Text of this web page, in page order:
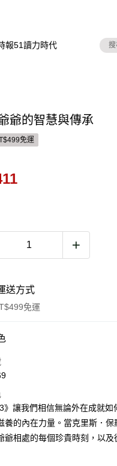
報51讀力時代
爺的智慧與傳承
免運
送方式
免運
付款
家取貨
，滿NT$499(含以上)免運費
取貨
》讓我們相信無論外在成就
養的內在力量。當克里斯．
爺相處的每個珍貴時刻，以